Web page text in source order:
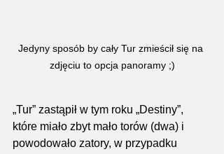
Jedyny sposób by cały Tur zmieścił się na
zdjęciu to opcja panoramy ;)
„Tur” zastąpił w tym roku „Destiny”,
które miało zbyt mało torów (dwa) i
powodowało zatory, w przypadku